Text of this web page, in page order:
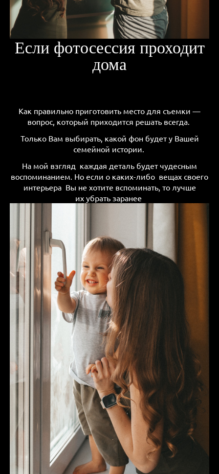
Если фотосессия проходит
дома
Как правильно приготовить место для съемки —
вопрос, который приходится решать всегда.
Только Вам выбирать, какой фон будет у Вашей
семейной истории.
На мой взгляд каждая деталь будет чудесным
воспоминанием. Но если о каких-либо вещах своего
интерьера Вы не хотите вспоминать, то лучше
их убрать заранее